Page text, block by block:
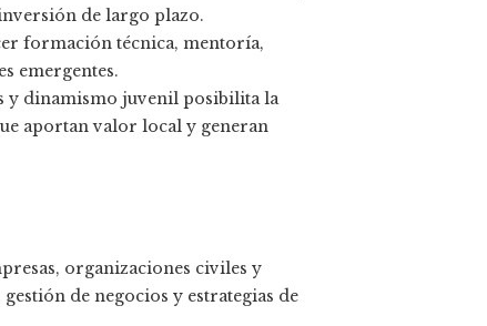
de largo plazo.
formación técnica, mentoría,
emergentes.
y dinamismo juvenil posibilita la
aportan valor local y generan
organizaciones civiles y
de negocios y estrategias de